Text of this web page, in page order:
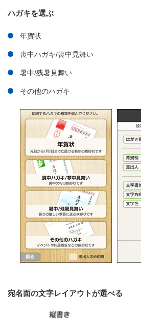
ハガキを選ぶ
年賀状
喪中ハガキ/喪中見舞い
暑中/残暑見舞い
その他のハガキ
宛名面の文字レイアウトが選べる